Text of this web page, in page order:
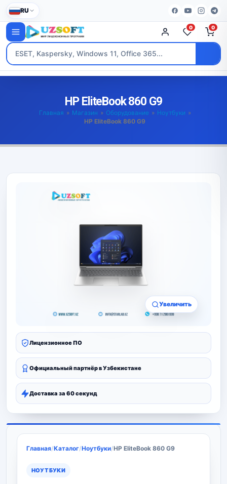
RU
0 0
HP EliteBook 860 G9
Главная » Магазин » Оборудование » Ноутбуки »
HP EliteBook 860 G9
Увеличить
Лицензионное ПО
Официальный партнёр в Узбекистане
Доставка за 60 секунд
Главная/Каталог/Ноутбуки/HP EliteBook 860 G9
НОУТБУКИ